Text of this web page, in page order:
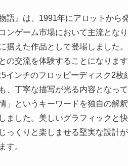
語』は、1991年にアロットから
ンゲーム市場において主流とな
据えた作品として登場しました
の交流を体験することになりま
インチのフロッピーディスク2
、丁寧な描写が光る内容となっ
」というキーワードを独自の解
ました。美しいグラフィックと
っくりと楽しませる堅実な設計
す。